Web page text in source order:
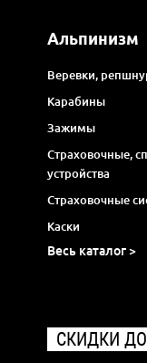
Альпинизм
Веревки,
Карабины
Зажимы
Страховочные,
устройства
Страховочные
Каски
Весь каталог >
СКИДКИ ДО